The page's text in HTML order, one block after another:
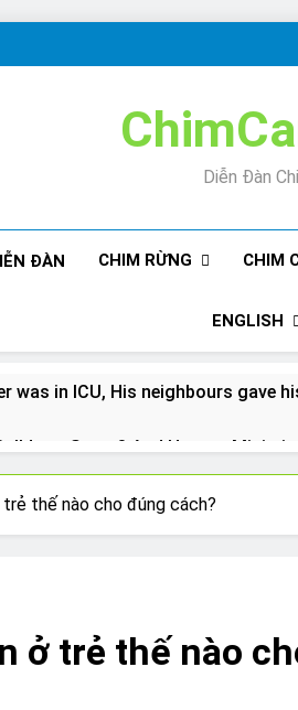
Diễn Đàn
ĐÀN CHIM RỪNG CHIM
ENGLISH
was in ICU, His neighbours gave
Snore? And How to
Lazy? Not as much as you think
Play Fetch? And How to Train
thế nào cho đúng cách?
ở trẻ thế nào